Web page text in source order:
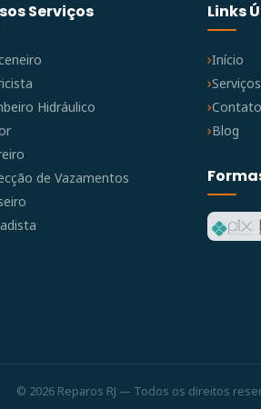
Serviços
Hidráulico
de Vazamentos
Links
Início
Serviços
Contato
Blog
© 2026 Reparos RJ — Todos os direitos